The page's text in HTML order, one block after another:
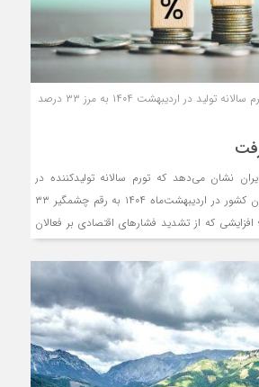
مرکز آمار از رسیدن نرخ تورم سالانه تولید در اردیبهشت ۱۴۰۴ به مرز ۳۳ درصد
نشان می‌دهد که تورم سالانه تولیدکننده در
بخش‌های صنعت و معدن کشور در اردیبهشت‌ماه ۱۴۰۴ به رقم چشمگیر ۳۳
که از تشدید فشارهای اقتصادی بر فعالان
خطری جدی برای آینده تولید و سرمایه‌گذاری در